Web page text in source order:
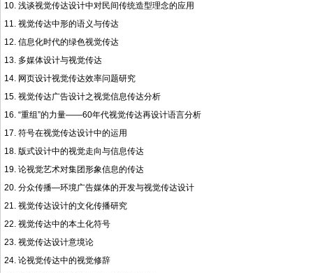
10. 浅谈视觉传达设计中对民间传统造型理念的应用
11. 视觉传达中形的语义与传达
12. 信息化时代的绿色视觉传达
13. 多媒体设计与视觉传达
14. 网页设计视觉传达效率问题研究
15. 视觉传达广告设计之视觉信息传达分析
16. “重组”的力量——60年代视觉传达再设计语言分析
17. 符号在视觉传达设计中的运用
18. 版式设计中的视觉走向与信息传达
19. 论视觉艺术对集团形象信息的传达
20. 分众传播—环境广告媒体的开发与视觉传达设计
21. 视觉传达设计的文化传播研究
22. 视觉传达中的本土化符号
23. 视觉传达设计意境论
24. 论视觉传达中的视觉修辞